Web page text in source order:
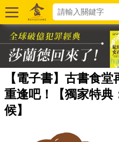
【電子書】古書食
重逢吧！【獨家特典
候】